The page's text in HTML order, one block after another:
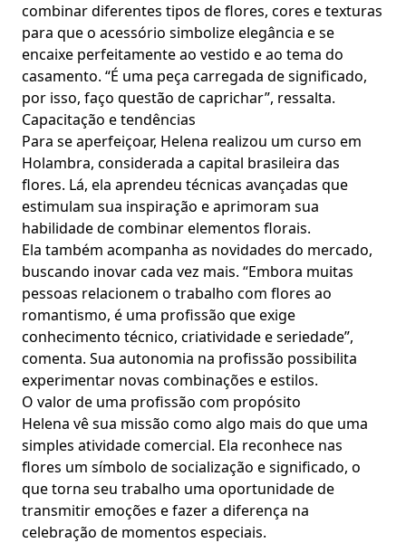
combinar diferentes tipos de flores, cores e texturas
para que o acessório simbolize elegância e se
encaixe perfeitamente ao vestido e ao tema do
casamento. “É uma peça carregada de significado,
por isso, faço questão de caprichar”, ressalta.
Capacitação e tendências
Para se aperfeiçoar, Helena realizou um curso em
Holambra, considerada a capital brasileira das
flores. Lá, ela aprendeu técnicas avançadas que
estimulam sua inspiração e aprimoram sua
habilidade de combinar elementos florais.
Ela também acompanha as novidades do mercado,
buscando inovar cada vez mais. “Embora muitas
pessoas relacionem o trabalho com flores ao
romantismo, é uma profissão que exige
conhecimento técnico, criatividade e seriedade”,
comenta. Sua autonomia na profissão possibilita
experimentar novas combinações e estilos.
O valor de uma profissão com propósito
Helena vê sua missão como algo mais do que uma
simples atividade comercial. Ela reconhece nas
flores um símbolo de socialização e significado, o
que torna seu trabalho uma oportunidade de
transmitir emoções e fazer a diferença na
celebração de momentos especiais.